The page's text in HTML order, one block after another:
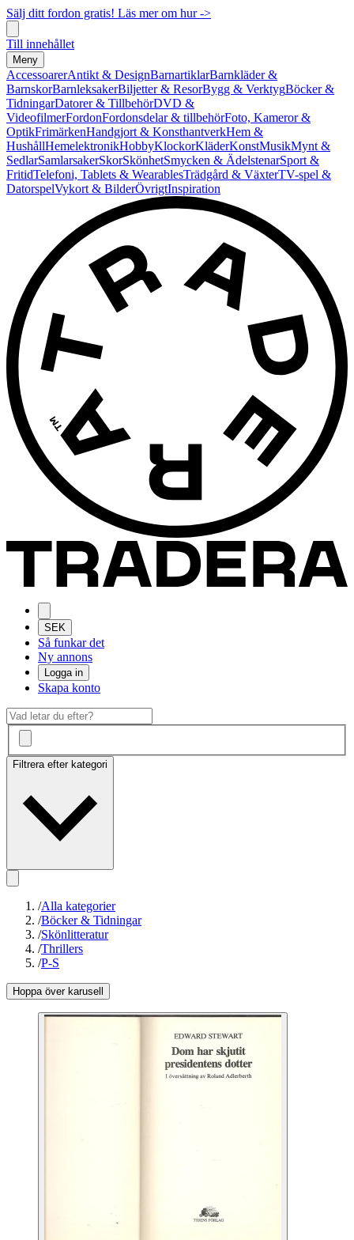
Sälj ditt fordon gratis! Läs mer om hur ->
Till innehållet
Meny
AccessoarerAntikt & DesignBarnartiklarBarnkläder &
BarnskorBarnleksakerBiljetter & ResorBygg & VerktygBöcker &
TidningarDatorer & TillbehörDVD &
VideofilmerFordonFordonsdelar & tillbehörFoto, Kameror &
OptikFrimärkenHandgjort & KonsthantverkHem &
HushållHemelektronikHobbyKlockorKläderKonstMusikMynt &
SedlarSamlarsakerSkorSkönhetSmycken & ÄdelstenarSport &
FritidTelefoni, Tablets & WearablesTrädgård & VäxterTV-spel &
DatorspelVykort & BilderÖvrigtInspiration
SEK
Så funkar det
Ny annons
Logga in
Skapa konto
Filtrera efter kategori
/Alla kategorier
/Böcker & Tidningar
/Skönlitteratur
/Thrillers
/P-S
Hoppa över karusell